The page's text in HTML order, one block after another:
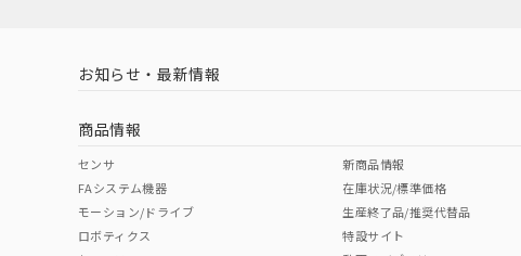
中国 RoHS 注意事項・凡例
中国 RoHS表
Pb Hg Cr(VI)
お知らせ・最新情報
商品情報
センサ
FAシステム機器
モーション/ドライブ
ロボティクス
新商品情報
在庫状況/標準価格
生産終了品/推奨代替品
特設サイト